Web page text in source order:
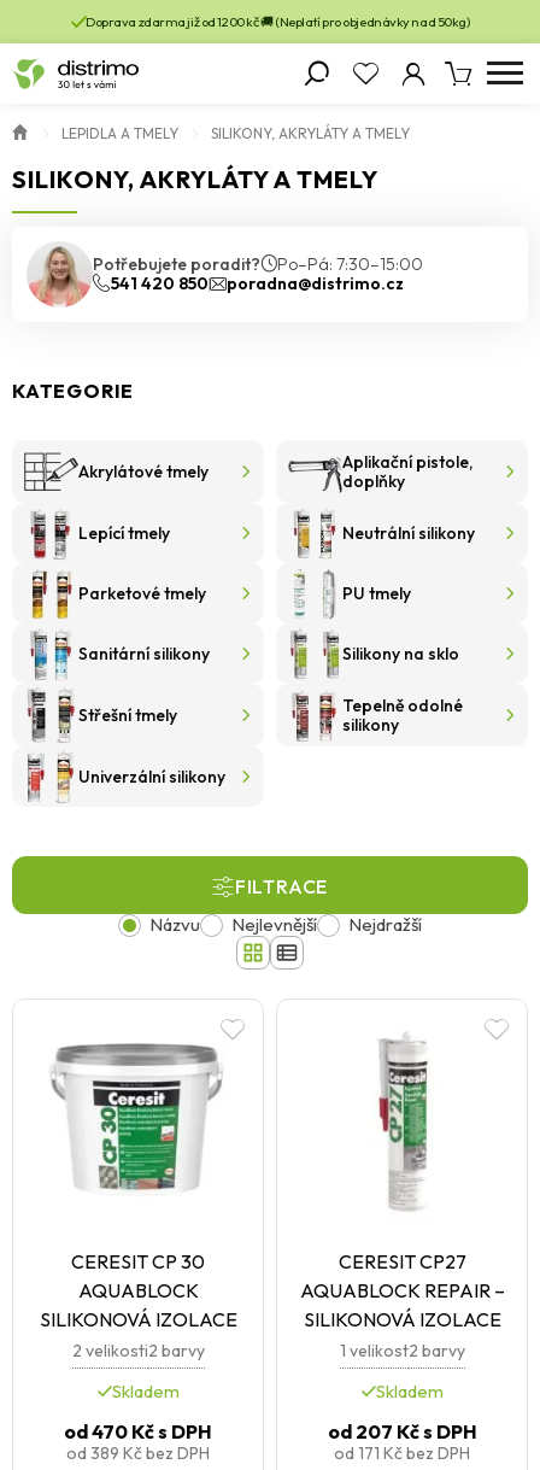
Doprava zdarma již od 1200 kč 🚚 (Neplatí pro objednávky nad 50kg)
LEPIDLA A TMELY SILIKONY, AKRYLÁTY A TMELY
SILIKONY, AKRYLÁTY A TMELY
Potřebujete poradit?
Po–Pá: 7:30–15:00
541 420 850
poradna@distrimo.cz
KATEGORIE
Akrylátové tmely
Aplikační pistole,
doplňky
Lepící tmely Neutrální silikony
Parketové tmely PU tmely
Sanitární silikony Silikony na sklo
Střešní tmely
Tepelně odolné
silikony
Univerzální silikony
FILTRACE
Názvu Nejlevnější Nejdražší
CERESIT CP 30
AQUABLOCK
SILIKONOVÁ IZOLACE
2 velikosti2 barvy
Skladem
od470 Kčs DPH
od 389 Kčbez DPH
CERESIT CP27
AQUABLOCK REPAIR –
SILIKONOVÁ IZOLACE
1 velikost2 barvy
Skladem
od207 Kčs DPH
od 171 Kčbez DPH